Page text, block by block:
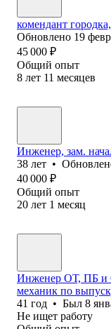
комендант
Обновлено 19
45 000 ₽
Общий опыт
8 лет 11 месяцев
Инженер, зам.
38 лет •
40 000 ₽
Общий опыт
20 лет 1 месяц
Инженер ОТ, ПБ и
механик по
41 год • Был 8
Не ищет работу